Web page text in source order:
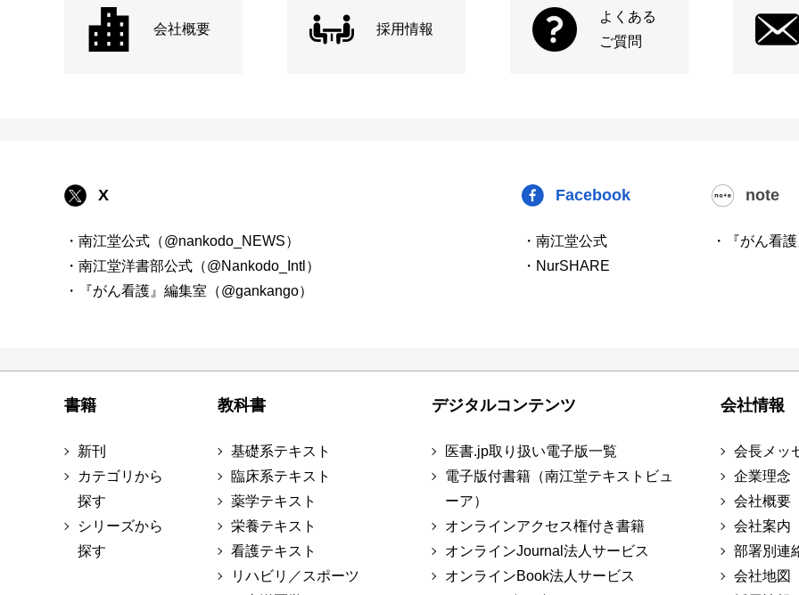
会社概要 採用情報
よくある
ご質問
X
・南江堂公式（@nankodo_NEWS）
・南江堂洋書部公式（@Nankodo_Intl）
・『がん看護』編集室（@gankango）
Facebook
・南江堂公式
・NurSHARE
note
・『がん看
書籍
新刊
カテゴリから
探す
シリーズから
探す
教科書
基礎系テキスト
臨床系テキスト
薬学テキスト
栄養テキスト
看護テキスト
リハビリ／スポーツ
デジタルコンテンツ
医書.jp取り扱い電子版一覧
電子版付書籍（南江堂テキストビュ
ーア）
オンラインアクセス権付き書籍
オンラインJournal法人サービス
オンラインBook法人サービス
会社情報
会長メッ
企業理念
会社概要
会社案内
部署別連
会社地図